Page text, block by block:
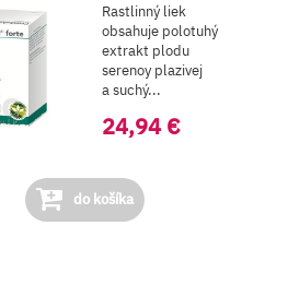
Rastlinný liek
obsahuje polotuhý
extrakt plodu
serenoy plazivej
a suchý...
24,94 €
do košíka